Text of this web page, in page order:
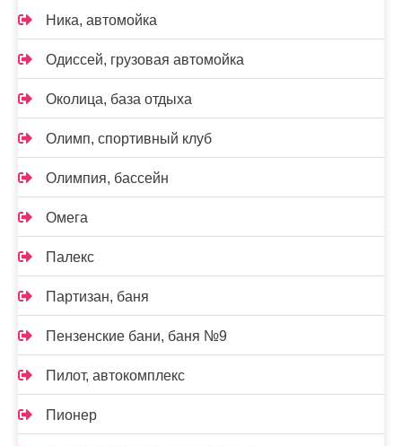
Ника, автомойка
Одиссей, грузовая автомойка
Околица, база отдыха
Олимп, спортивный клуб
Олимпия, бассейн
Омега
Палекс
Партизан, баня
Пензенские бани, баня №9
Пилот, автокомплекс
Пионер